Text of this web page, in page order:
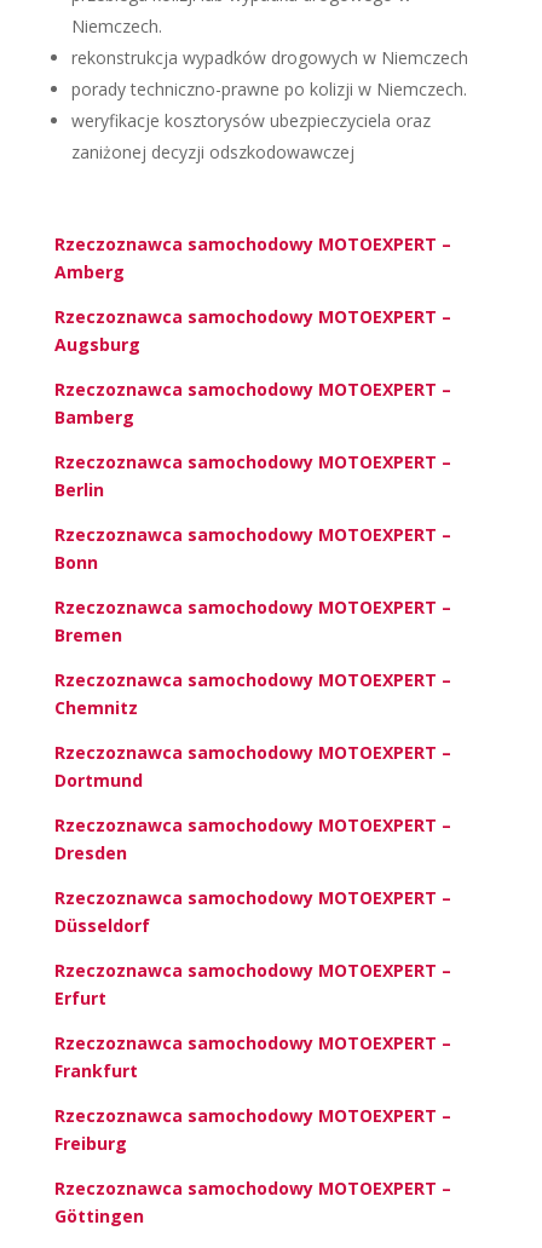
Niemczech.
rekonstrukcja wypadków drogowych w Niemczech
porady techniczno-prawne po kolizji w Niemczech.
weryfikacje kosztorysów ubezpieczyciela oraz
zaniżonej decyzji odszkodowawczej
Rzeczoznawca samochodowy MOTOEXPERT –
Amberg
Rzeczoznawca samochodowy MOTOEXPERT –
Augsburg
Rzeczoznawca samochodowy MOTOEXPERT –
Bamberg
Rzeczoznawca samochodowy MOTOEXPERT –
Berlin
Rzeczoznawca samochodowy MOTOEXPERT –
Bonn
Rzeczoznawca samochodowy MOTOEXPERT –
Bremen
Rzeczoznawca samochodowy MOTOEXPERT –
Chemnitz
Rzeczoznawca samochodowy MOTOEXPERT –
Dortmund
Rzeczoznawca samochodowy MOTOEXPERT –
Dresden
Rzeczoznawca samochodowy MOTOEXPERT –
Düsseldorf
Rzeczoznawca samochodowy MOTOEXPERT –
Erfurt
Rzeczoznawca samochodowy MOTOEXPERT –
Frankfurt
Rzeczoznawca samochodowy MOTOEXPERT –
Freiburg
Rzeczoznawca samochodowy MOTOEXPERT –
Göttingen